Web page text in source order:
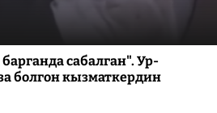
сабалган". Ур-
болгон кызматкердин